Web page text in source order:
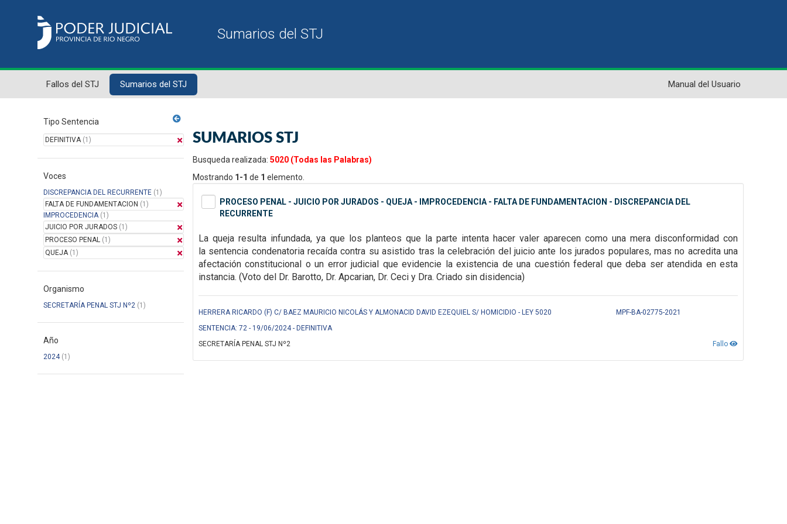
Fallos del STJ Sumarios del STJ Manual del Usuario
Tipo Sentencia
DEFINITIVA(1)
Voces
DISCREPANCIA DEL RECURRENTE (1)
FALTA DE FUNDAMENTACION (1)
IMPROCEDENCIA(1)
JUICIO POR JURADOS (1)
PROCESO PENAL (1)
QUEJA(1)
Organismo
SECRETARÍA PENAL STJ Nº2 (1)
Año
2024(1)
SUMARIOS STJ
Busqueda realizada: 5020 (Todas las Palabras)
Mostrando 1-1 de 1 elemento.
PROCESO PENAL - JUICIO POR JURADOS - QUEJA - IMPROCEDENCIA - FALTA DE FUNDAMENTACION - DISCREPANCIA DEL
RECURRENTE
La queja resulta infundada, ya que los planteos que la parte intenta hacer valer aparecen como una mera disconformidad con
la sentencia condenatoria recaída contra su asistido tras la celebración del juicio ante los jurados populares, mas no acredita una
afectación constitucional o un error judicial que evidencie laexistencia de una cuestión federal que deba ser atendida en esta
instancia. (Voto del Dr. Barotto, Dr. Apcarian, Dr. Ceci y Dra. Criado sin disidencia)
HERRERA RICARDO (F) C/ BAEZ MAURICIO NICOLÁS Y ALMONACID DAVID EZEQUIEL S/ HOMICIDIO - LEY 5020
MPF-BA-02775-2021
SENTENCIA: 72 - 19/06/2024 - DEFINITIVA
Fallo
SECRETARÍA PENAL STJ Nº2